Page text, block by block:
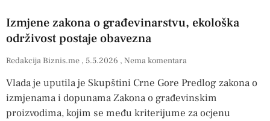
Izmjene zakona o građevinarstvu, ekološka
održivost postaje obavezna
Redakcija Biznis.me 5.5.2026 Nema komentara
Vlada je uputila je Skupštini Crne Gore Predlog zakona o
izmjenama i dopunama Zakona o građevinskim
proizvodima, kojim se među kriterijume za ocjenu